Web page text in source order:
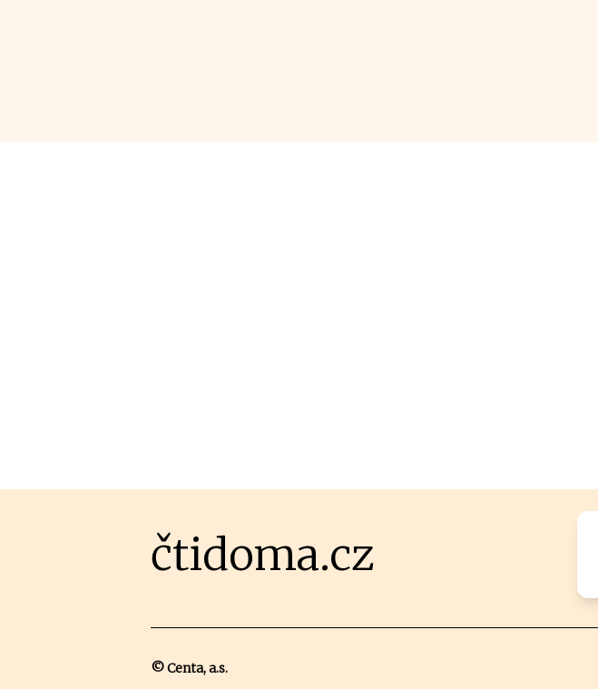
čtidoma.cz
© Centa, a.s.